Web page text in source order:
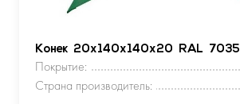
Конек 20х140х140х20 RAL 7035
Покрытие:
Страна производитель: